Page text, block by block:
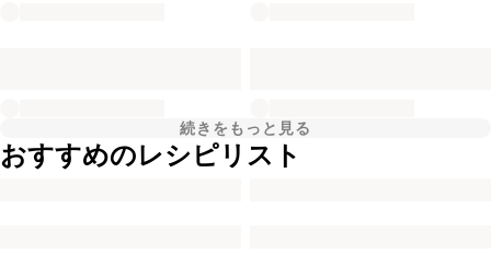
続きをもっと見る
おすすめのレシピリスト